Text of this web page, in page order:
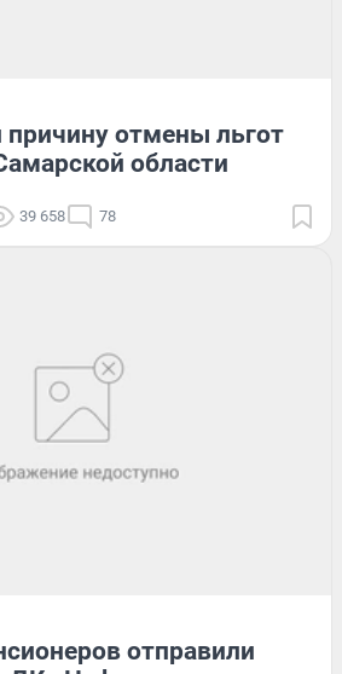
причину отмены льгот
области
39 658 78
отправили